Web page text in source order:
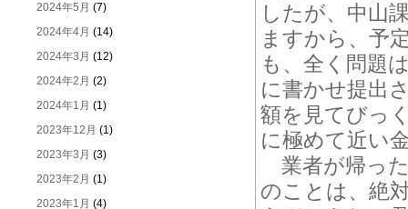
2024年5月 (7)
2024年4月 (14)
2024年3月 (12)
2024年2月 (2)
2024年1月 (1)
2023年12月 (1)
2023年3月 (3)
2023年2月 (1)
2023年1月 (4)
したが、中山
ますから、予
も、全く問題
に書かせ提出
額を見てびっ
に極めて近い
業者が帰っ
のことは、絶